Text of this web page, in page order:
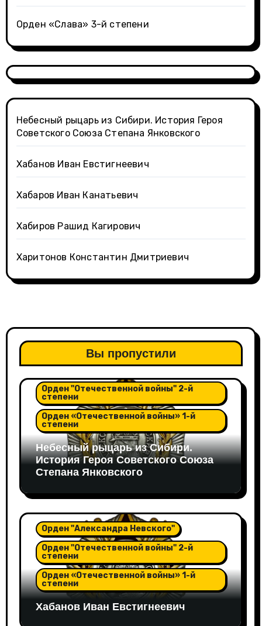
Орден «Слава» 3-й степени
Небесный рыцарь из Сибири. История Героя
Советского Союза Степана Янковского
Хабанов Иван Евстигнеевич
Хабаров Иван Канатьевич
Хабиров Рашид Кагирович
Харитонов Константин Дмитриевич
Вы пропустили
Орден "Александра Невского"
Орден "Отечественной войны" 2-й
степени
Орден «Отечественной войны» 1-й
степени
Небесный рыцарь из Сибири.
История Героя Советского Союза
Степана Янковского
Орден "Александра Невского"
Орден "Отечественной войны" 2-й
степени
Орден «Отечественной войны» 1-й
степени
Хабанов Иван Евстигнеевич